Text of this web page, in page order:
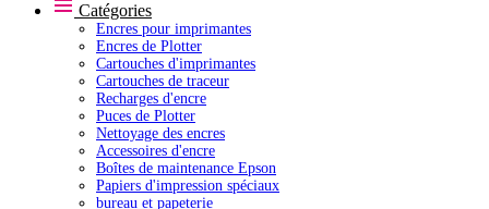
Catégories
Encres pour imprimantes
Encres de Plotter
Cartouches d'imprimantes
Cartouches de traceur
Recharges d'encre
Puces de Plotter
Nettoyage des encres
Accessoires d'encre
Boîtes de maintenance Epson
Papiers d'impression spéciaux
bureau et papeterie